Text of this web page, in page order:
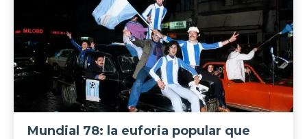
Mundial 78: la euforia popular que